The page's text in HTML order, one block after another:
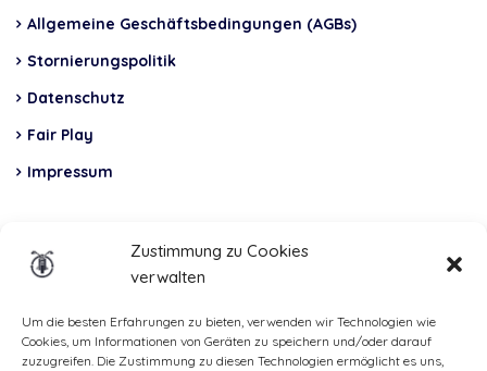
Zustimmung zu Cookies
verwalten
Um die besten Erfahrungen zu bieten, verwenden wir Technologien wie
Cookies, um Informationen von Geräten zu speichern und/oder darauf
zuzugreifen. Die Zustimmung zu diesen Technologien ermöglicht es uns,
Allgemeine Geschäftsbedingungen (AGBs)
Stornierungspolitik
Datenschutz
Fair Play
Impressum
Total Casco, Partner
Methods
of